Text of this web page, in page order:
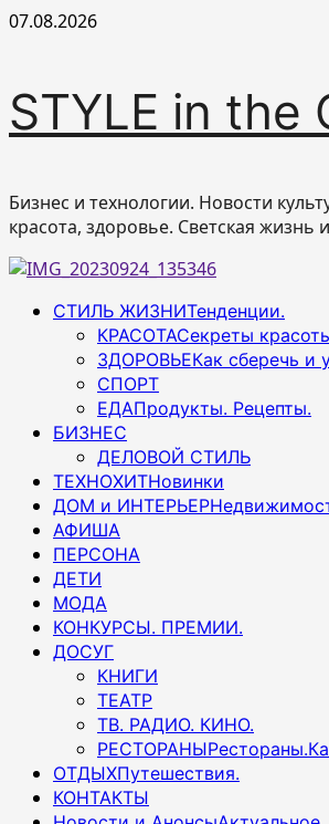
Перейти
07.08.2026
STYLE in the
Бизнес и технологии. Новости
красота, здоровье. Светская жизнь
Основное
СТИЛЬ ЖИЗНИТенденции.
КРАСОТАСекреты
ЗДОРОВЬЕКак сберечь и
СПОРТ
ЕДАПродукты. Рецепты.
БИЗНЕС
ДЕЛОВОЙ СТИЛЬ
ТЕХНОХИТНовинки
ДОМ и ИНТЕРЬЕР
АФИША
ПЕРСОНА
ДЕТИ
МОДА
КОНКУРСЫ. ПРЕМИИ.
ДОСУГ
КНИГИ
ТЕАТР
ТВ. РАДИО. КИНО.
РЕСТОРАНЫ
ОТДЫХПутешествия.
КОНТАКТЫ